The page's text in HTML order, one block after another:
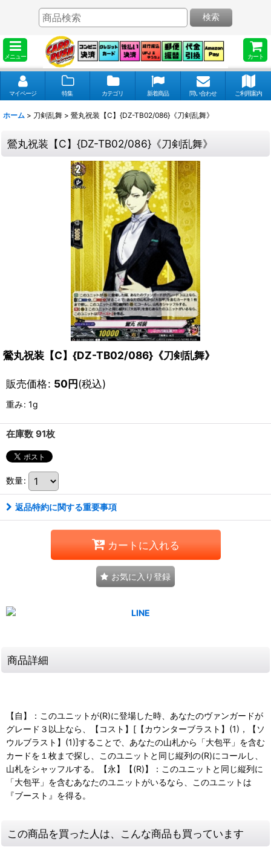
メニュー カート
検索
マイページ 特集 カテゴリ 新着商品 問い合わせ ご利用案内
ホーム > 刀剣乱舞 > 鶯丸祝装【C】{DZ-TB02/086}《刀剣乱舞》
鶯丸祝装【C】{DZ-TB02/086}《刀剣乱舞》
鶯丸祝装【C】{DZ-TB02/086}《刀剣乱舞》
販売価格: 50円(税込)
重み: 1g
在庫数 91枚
数量:
返品特約に関する重要事項
カートに入れる
お気に入り登録
商品詳細
【自】：このユニットが(R)に登場した時、あなたのヴァンガードが
グレード３以上なら、【コスト】[【カウンターブラスト】(1)，【ソ
ウルブラスト】(1)]することで、あなたの山札から「大包平」を含む
カードを１枚まで探し、このユニットと同じ縦列の(R)にコールし、
山札をシャッフルする。【永】【(R)】：このユニットと同じ縦列に
「大包平」を含むあなたのユニットがいるなら、このユニットは
『ブースト』を得る。
この商品を買った人は、こんな商品も買っています